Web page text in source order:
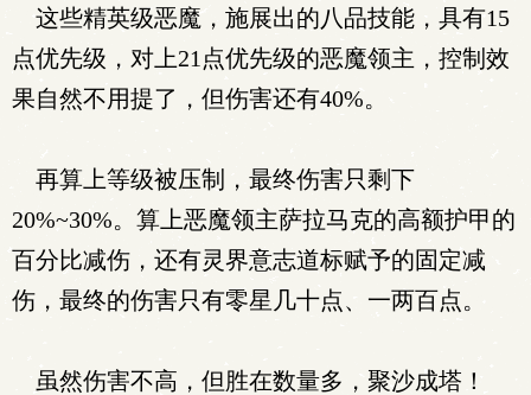
这些精英级恶魔，施展出的八品技能，具有15
点优先级，对上21点优先级的恶魔领主，控制效
果自然不用提了，但伤害还有40%。
再算上等级被压制，最终伤害只剩下
20%~30%。算上恶魔领主萨拉马克的高额护甲的
百分比减伤，还有灵界意志道标赋予的固定减
伤，最终的伤害只有零星几十点、一两百点。
虽然伤害不高，但胜在数量多，聚沙成塔！